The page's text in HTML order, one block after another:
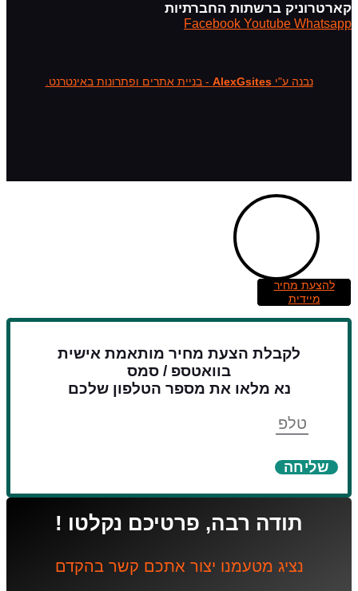
קארטרוניק ברשתות החברתיות
Facebook Youtube Whatsapp
נבנה ע"יAlexGsites - בניית אתרים ופתרונות באינטרנט.
להצעת מחיר
מיידית
לקבלת הצעת מחיר מותאמת אישית
בוואטספ / סמס
נא מלאו את מספר הטלפון שלכם
שליחה
תודה רבה, פרטיכם נקלטו !
נציג מטעמנו יצור אתכם קשר בהקדם